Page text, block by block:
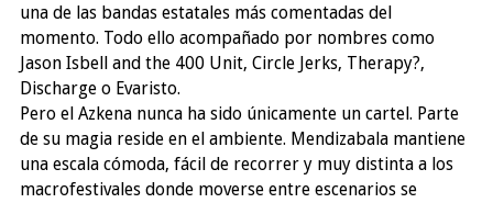
una de las bandas estatales más comentadas del
momento. Todo ello acompañado por nombres como
Jason Isbell and the 400 Unit, Circle Jerks, Therapy?,
Discharge o Evaristo.
Pero el Azkena nunca ha sido únicamente un cartel. Parte
de su magia reside en el ambiente. Mendizabala mantiene
una escala cómoda, fácil de recorrer y muy distinta a los
macrofestivales donde moverse entre escenarios se